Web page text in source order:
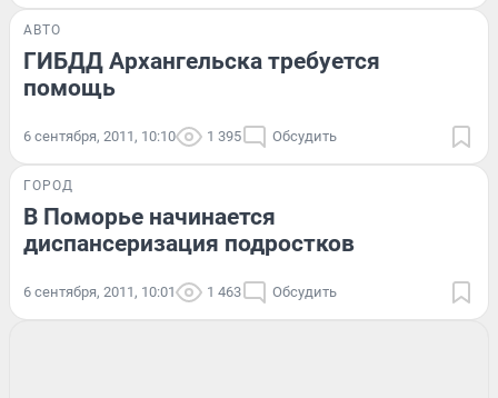
АВТО
ГИБДД Архангельска требуется
помощь
6 сентября, 2011, 10:10 1 395 Обсудить
ГОРОД
В Поморье начинается
диспансеризация подростков
6 сентября, 2011, 10:01 1 463 Обсудить